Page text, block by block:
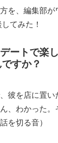
を、編集部が
てみた！
ートで楽
すか？
を店に置い
、わかった。
を切る音）